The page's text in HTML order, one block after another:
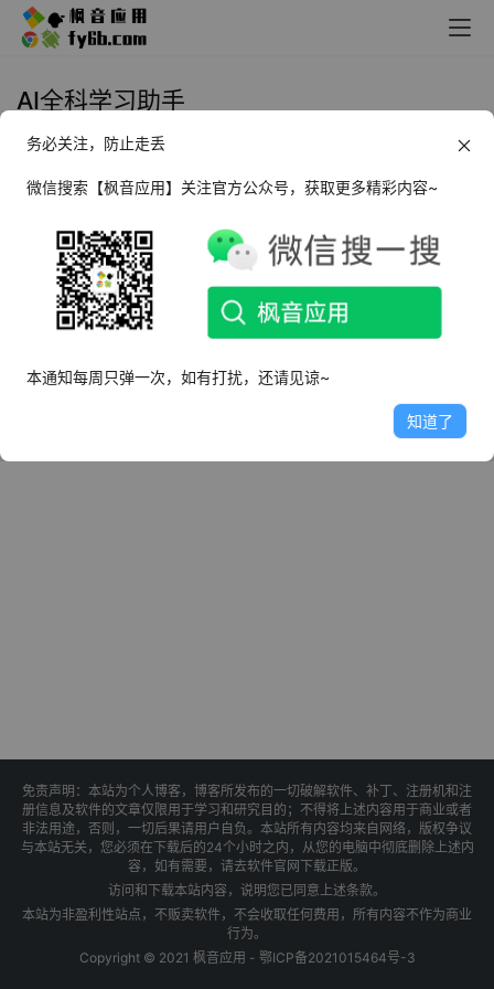
AI全科学习助手
2024年11月9日
免责声明：本站为个人博客，博客所发布的一切破解软件、补丁、注册机和注
册信息及软件的文章仅限用于学习和研究目的；不得将上述内容用于商业或者
非法用途，否则，一切后果请用户自负。本站所有内容均来自网络，版权争议
与本站无关，您必须在下载后的24个小时之内，从您的电脑中彻底删除上述内
容，如有需要，请去软件官网下载正版。
访问和下载本站内容，说明您已同意上述条款。
本站为非盈利性站点，不贩卖软件，不会收取任何费用，所有内容不作为商业
行为。
Copyright © 2021 枫音应用 - 鄂ICP备2021015464号-3
务必关注，防止走丢
微信搜索【枫音应用】关注官方公众号，获取更多精彩内容~
本通知每周只弹一次，如有打扰，还请见谅~
知道了